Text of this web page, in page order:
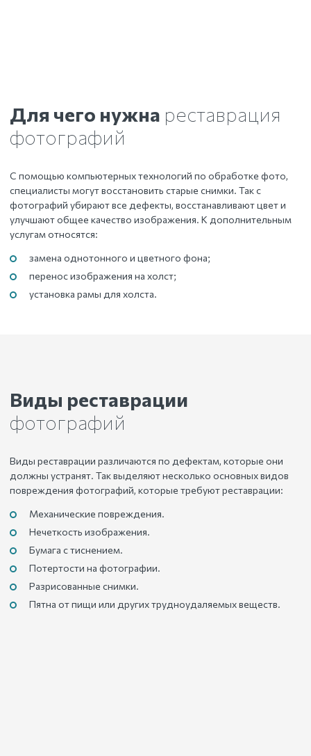
Для чего нужна реставрация
фотографий
С помощью компьютерных технологий по обработке фото,
специалисты могут восстановить старые снимки. Так с
фотографий убирают все дефекты, восстанавливают цвет и
улучшают общее качество изображения. К дополнительным
услугам относятся:
замена однотонного и цветного фона;
перенос изображения на холст;
установка рамы для холста.
Виды реставрации
фотографий
Виды реставрации различаются по дефектам, которые они
должны устранят. Так выделяют несколько основных видов
повреждения фотографий, которые требуют реставрации:
Механические повреждения.
Нечеткость изображения.
Бумага с тиснением.
Потертости на фотографии.
Разрисованные снимки.
Пятна от пищи или других трудноудаляемых веществ.